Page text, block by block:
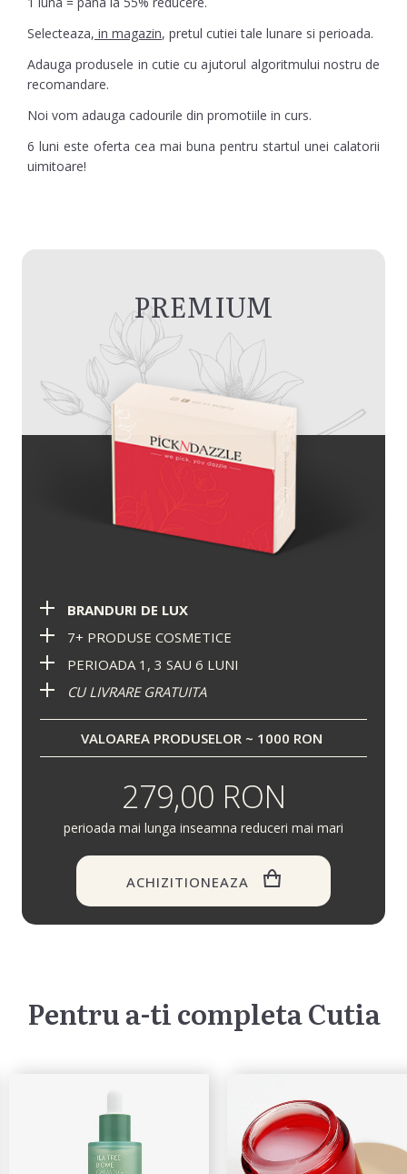
PREMIUM
BRANDURI DE LUX
7+ PRODUSE COSMETICE
PERIOADA 1, 3 SAU 6 LUNI
CU LIVRARE GRATUITA
VALOAREA PRODUSELOR ~ 1000 RON
279,00 RON
perioada mai lunga inseamna reduceri mai mari
ACHIZITIONEAZA
Selecteaza, in magazin, pretul cutiei tale lunare si perioada.
Adauga produsele in cutie cu ajutorul algoritmului nostru de
recomandare.
Noi vom adauga cadourile din promotiile in curs.
6 luni este oferta cea mai buna pentru startul unei calatorii
uimitoare!
Pentru a-ti completa Cutia